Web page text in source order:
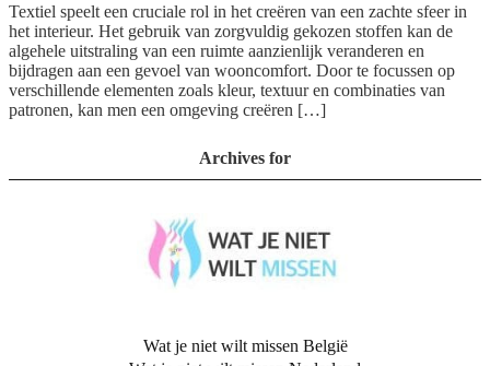
Textiel speelt een cruciale rol in het creëren van een zachte sfeer in
het interieur. Het gebruik van zorgvuldig gekozen stoffen kan de
algehele uitstraling van een ruimte aanzienlijk veranderen en
bijdragen aan een gevoel van wooncomfort. Door te focussen op
verschillende elementen zoals kleur, textuur en combinaties van
patronen, kan men een omgeving creëren […]
Archives for
Wat je niet wilt missen België